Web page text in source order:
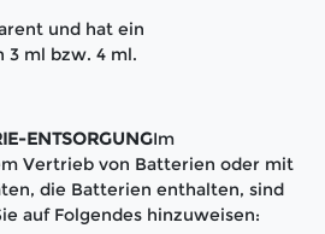
und hat ein
3 ml bzw. 4 ml.
ENTSORGUNGIm
Vertrieb von Batterien oder mit
die Batterien enthalten, sind
auf Folgendes hinzuweisen: